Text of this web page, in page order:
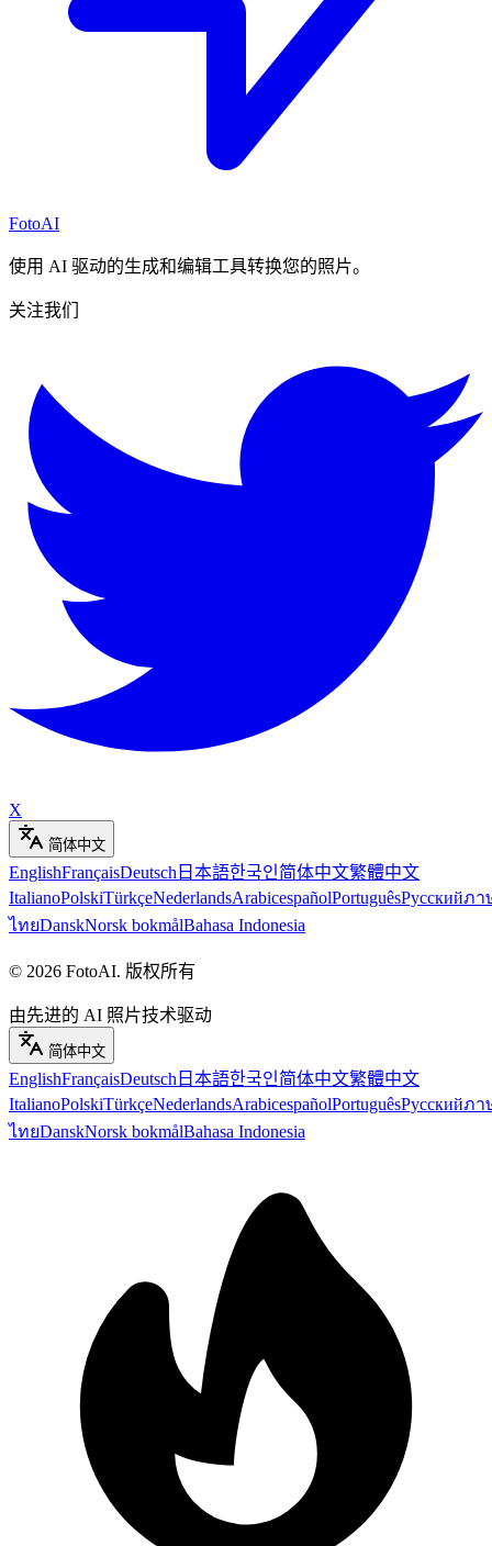
FotoAI
使用 AI 驱动的生成和编辑工具转换您的照片。
关注我们
X
简体中文
EnglishFrançaisDeutsch 日本語한국인简体中文繁體中文
ItalianoPolskiTürkçeNederlandsArabicespañolPortuguêsРусскийภา
ไทยDanskNorsk bokmålBahasa Indonesia
© 2026 FotoAI. 版权所有
由先进的 AI 照片技术驱动
简体中文
EnglishFrançaisDeutsch 日本語한국인简体中文繁體中文
ItalianoPolskiTürkçeNederlandsArabicespañolPortuguêsРусскийภา
ไทยDanskNorsk bokmålBahasa Indonesia